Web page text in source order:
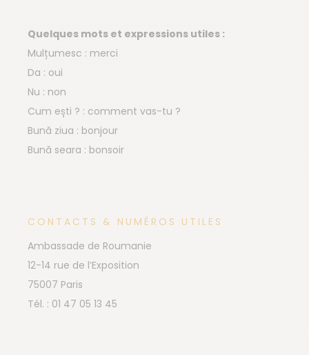
Quelques mots et expressions utiles :
Mulțumesc : merci
Da : oui
Nu : non
Cum ești ? : comment vas-tu ?
Bună ziua : bonjour
Bună seara : bonsoir
CONTACTS & NUMÉROS UTILES
Ambassade de Roumanie
12-14 rue de l’Exposition
75007 Paris
Tél. : 01 47 05 13 45